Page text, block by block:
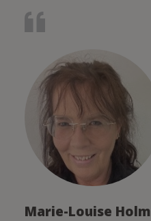
Marie-Louise Holm